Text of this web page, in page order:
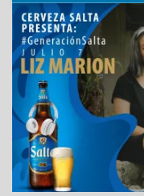
22/06/2023 Liz
elegidos para llevar
de Cerveza Salta. De
encenderse el viernes
presentación de
quedarse.